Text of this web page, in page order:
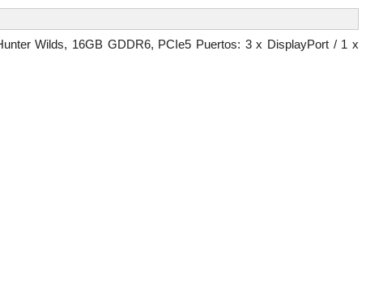
Wilds, 16GB GDDR6, PCIe5 Puertos: 3 x DisplayPort / 1 x